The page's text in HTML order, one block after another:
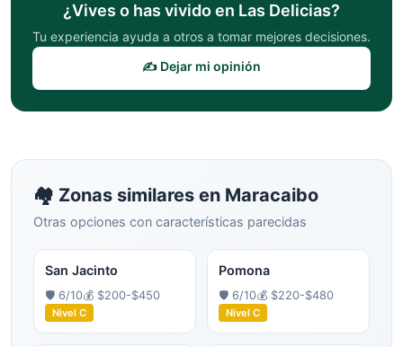
¿Vives o has vivido en Las Delicias?
Tu experiencia ayuda a otros a tomar mejores decisiones.
✍️ Dejar mi opinión
🏘️ Zonas similares en Maracaibo
Otras opciones con características parecidas
San Jacinto
🛡️ 6/10💰 $200-$450
Nivel C
Pomona
🛡️ 6/10💰 $220-$480
Nivel C